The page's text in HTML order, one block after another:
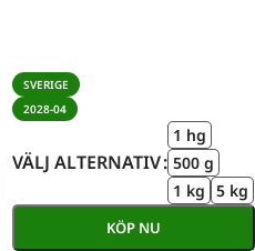
SVERIGE
2028-04
VÄLJ ALTERNATIV
1 hg
500 g
1 kg 5 kg
KÖP NU